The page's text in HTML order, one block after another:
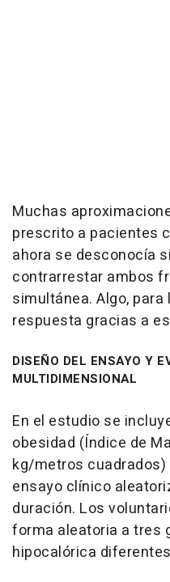
Muchas
prescrito a pacientes
ahora se desconocía
contrarrestar ambos
simultánea. Algo, para
respuesta gracias a
DISEÑO DEL ENSAYO Y
MULTIDIMENSIONAL
En el estudio se
obesidad (Índice de
kg/metros
ensayo clínico
duración. Los
forma aleatoria a tres
hipocalórica